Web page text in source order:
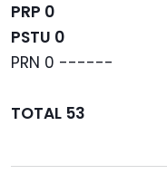
PRP 0
PSTU 0
PRN 0 ------
TOTAL 53